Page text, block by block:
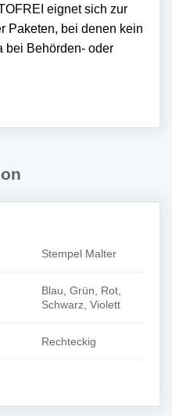
eignet sich zur
Paketen, bei denen kein
bei Behörden- oder
Stempel Malter
Blau, Grün, Rot,
Schwarz, Violett
Rechteckig